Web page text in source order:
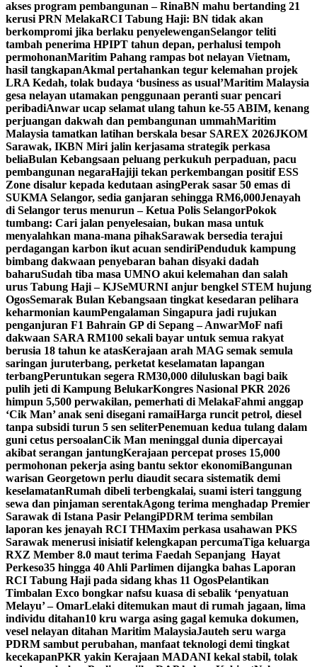
akses program pembangunan – RinaBN mahu bertanding 21
kerusi PRN MelakaRCI Tabung Haji: BN tidak akan
berkompromi jika berlaku penyelewenganSelangor teliti
tambah penerima HPIPT tahun depan, perhalusi tempoh
permohonanMaritim Pahang rampas bot nelayan Vietnam,
hasil tangkapanAkmal pertahankan tegur kelemahan projek
LRA Kedah, tolak budaya ‘business as usual’Maritim Malaysia
gesa nelayan utamakan penggunaan peranti suar pencari
peribadiAnwar ucap selamat ulang tahun ke-55 ABIM, kenang
perjuangan dakwah dan pembangunan ummahMaritim
Malaysia tamatkan latihan berskala besar SAREX 2026JKOM
Sarawak, IKBN Miri jalin kerjasama strategik perkasa
beliaBulan Kebangsaan peluang perkukuh perpaduan, pacu
pembangunan negaraHajiji tekan perkembangan positif ESS
Zone disalur kepada kedutaan asingPerak sasar 50 emas di
SUKMA Selangor, sedia ganjaran sehingga RM6,000Jenayah
di Selangor terus menurun – Ketua Polis SelangorPokok
tumbang: Cari jalan penyelesaian, bukan masa untuk
menyalahkan mana-mana pihakSarawak bersedia terajui
perdagangan karbon ikut acuan sendiriPenduduk kampung
bimbang dakwaan penyebaran bahan disyaki dadah
baharuSudah tiba masa UMNO akui kelemahan dan salah
urus Tabung Haji – KJSeMURNI anjur bengkel STEM hujung
OgosSemarak Bulan Kebangsaan tingkat kesedaran pelihara
keharmonian kaumPengalaman Singapura jadi rujukan
penganjuran F1 Bahrain GP di Sepang – AnwarMoF nafi
dakwaan SARA RM100 sekali bayar untuk semua rakyat
berusia 18 tahun ke atasKerajaan arah MAG semak semula
saringan juruterbang, perketat keselamatan lapangan
terbangPeruntukan segera RM30,000 diluluskan bagi baik
pulih jeti di Kampung BelukarKongres Nasional PKR 2026
himpun 5,500 perwakilan, pemerhati di MelakaFahmi anggap
‘Cik Man’ anak seni disegani ramaiHarga runcit petrol, diesel
tanpa subsidi turun 5 sen seliterPenemuan kedua tulang dalam
guni cetus persoalanCik Man meninggal dunia dipercayai
akibat serangan jantungKerajaan percepat proses 15,000
permohonan pekerja asing bantu sektor ekonomiBangunan
warisan Georgetown perlu diaudit secara sistematik demi
keselamatanRumah dibeli terbengkalai, suami isteri tanggung
sewa dan pinjaman serentakAgong terima menghadap Premier
Sarawak di Istana Pasir PelangiPDRM terima sembilan
laporan kes jenayah RCI THMaxim perkasa usahawan PKS
Sarawak menerusi inisiatif kelengkapan percumaTiga keluarga
RXZ Member 8.0 maut terima Faedah Sepanjang Hayat
Perkeso35 hingga 40 Ahli Parlimen dijangka bahas Laporan
RCI Tabung Haji pada sidang khas 11 OgosPelantikan
Timbalan Exco bongkar nafsu kuasa di sebalik ‘penyatuan
Melayu’ – OmarLelaki ditemukan maut di rumah jagaan, lima
individu ditahan10 kru warga asing gagal kemuka dokumen,
vesel nelayan ditahan Maritim MalaysiaJauteh seru warga
PDRM sambut perubahan, manfaat teknologi demi tingkat
kecekapanPKR yakin Kerajaan MADANI kekal stabil, tolak